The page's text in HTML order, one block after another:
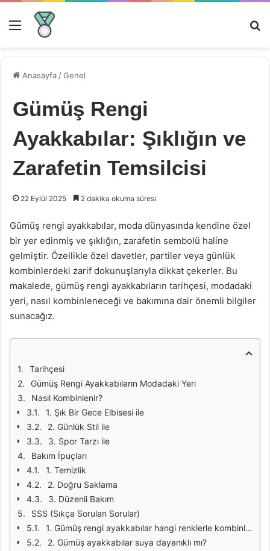
Menü
Anasayfa /Genel
Gümüş Rengi
Ayakkabılar: Şıklığın ve
Zarafetin Temsilcisi
22 Eylül 2025 2 dakika okuma süresi
Gümüş rengi ayakkabılar, moda dünyasında kendine özel
bir yer edinmiş ve şıklığın, zarafetin sembolü haline
gelmiştir. Özellikle özel davetler, partiler veya günlük
kombinlerdeki zarif dokunuşlarıyla dikkat çekerler. Bu
makalede, gümüş rengi ayakkabıların tarihçesi, modadaki
yeri, nasıl kombinleneceği ve bakımına dair önemli bilgiler
sunacağız.
Tarihçesi
Gümüş Rengi Ayakkabıların Modadaki Yeri
Nasıl Kombinlenir?
1. Şık Bir Gece Elbisesi ile
2. Günlük Stil ile
3. Spor Tarzı ile
Bakım İpuçları
1. Temizlik
2. Doğru Saklama
3. Düzenli Bakım
SSS (Sıkça Sorulan Sorular)
1. Gümüş rengi ayakkabılar hangi renklerle kombinlenir?
2. Gümüş ayakkabılar suya dayanıklı mı?